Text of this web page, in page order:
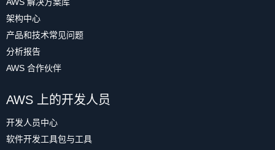
架构中心
产品和技术常见问题
分析报告
AWS 合作伙伴
AWS 上的开发人员
开发人员中心
软件开发工具包与工具